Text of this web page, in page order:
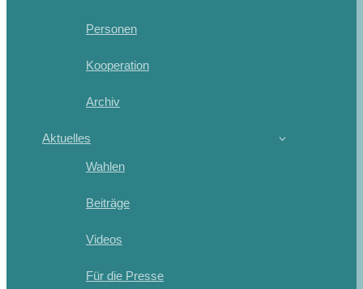
Personen
Kooperation
Archiv
Aktuelles
Wahlen
Beiträge
Videos
Für die Presse